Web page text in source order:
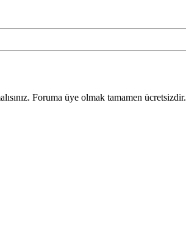
Foruma üye olmak tamamen ücretsizdir.